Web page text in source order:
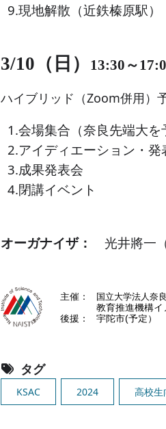
9.現地解散（近鉄榛原駅）
3/10 （日） 13:30 ～
ハイブリッド（Zoom併用）
1.会場集合（奈良先端大を
2.アイディエーション・発
3.成果発表会
4.閉講イベント
オーガナイザ： 光井將一
Image
タグ
KSAC 2024 高校生